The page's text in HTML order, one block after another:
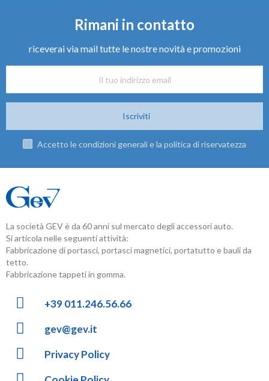
Rimani in contatto
riceverai via mail tutte le nostre novità e promozioni
Iscriviti
Accetto le condizioni generali e la politica di riservatezza
La società GEV è da 60 anni sul mercato degli accessori auto.
Si articola nelle seguenti attività:
Fabbricazione di portasci, portasci magnetici, portatutto e bauli da
tetto.
Fabbricazione tappeti in gomma.
+39 011.246.56.66
gev@gev.it
Privacy Policy